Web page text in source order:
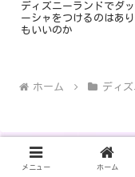
ディズニーランドでダ
ーシャをつけるのはあ
もいいのか
ホーム ディ
メニュー ホーム